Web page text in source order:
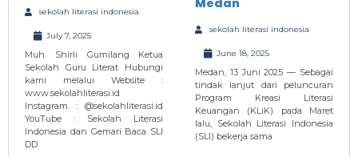
sekolah literasi indonesia
July 7, 2025
Muh. Shirli Gumilang Ketua
Sekolah Guru Literat Hubungi
kami melalui Website :
www.sekolahliterasi.id
Instagram : @sekolahliterasi.id
YouTube : Sekolah Literasi
Indonesia dan Gemari Baca SLI
DD
sekolah literasi indonesia
June 18, 2025
Medan, 13 Juni 2025 — Sebagai
tindak lanjut dari peluncuran
Program Kreasi Literasi
Keuangan (KLiK) pada Maret
lalu, Sekolah Literasi Indonesia
(SLI) bekerja sama